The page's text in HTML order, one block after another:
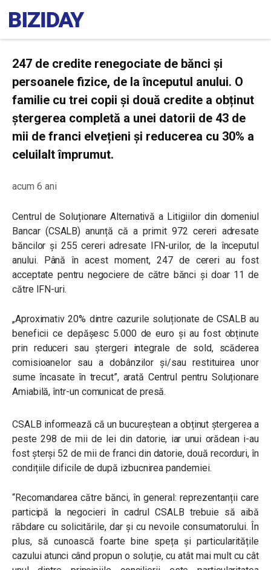
247 de credite renegociate de bănci și
persoanele fizice, de la începutul anului. O
familie cu trei copii și două credite a obținut
ștergerea completă a unei datorii de 43 de
mii de franci elvețieni și reducerea cu 30% a
celuilalt împrumut.
acum 6 ani
Centrul de Soluționare Alternativă a Litigiilor din domeniul
Bancar (CSALB) anunță că a primit 972 cereri adresate
băncilor și 255 cereri adresate IFN-urilor, de la începutul
anului. Până în acest moment, 247 de cereri au fost
acceptate pentru negociere de către bănci și doar 11 de
către IFN-uri.
„Aproximativ 20% dintre cazurile soluționate de CSALB au
beneficii ce depășesc 5.000 de euro și au fost obținute
prin reduceri sau ștergeri integrale de sold, scăderea
comisioanelor sau a dobânzilor și/sau restituirea unor
sume încasate în trecut”, arată Centrul pentru Soluționare
Amiabilă, într-un comunicat de presă.
CSALB informează că un bucureștean a obținut ștergerea a
peste 298 de mii de lei din datorie, iar unui orădean i-au
fost șterși 52 de mii de franci din datorie, două recorduri, în
condițiile dificile de după izbucnirea pandemiei.
“Recomandarea către bănci, în general: reprezentanții care
participă la negocieri în cadrul CSALB trebuie să aibă
răbdare cu solicitările, dar și cu nevoile consumatorului. În
plus, să cunoască foarte bine speța și particularitățile
cazului atunci când propun o soluție, cu atât mai mult cu cât